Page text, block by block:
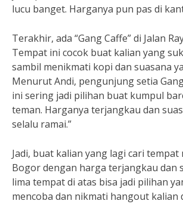
lucu banget. Harganya pun pas di
Terakhir, ada “Gang Caffe” di Jalan
Tempat ini cocok buat kalian yang
sambil menikmati kopi dan suasana
Menurut Andi, pengunjung setia
ini sering jadi pilihan buat kumpul
teman. Harganya terjangkau dan
selalu ramai.”
Jadi, buat kalian yang lagi cari
Bogor dengan harga terjangkau dan
lima tempat di atas bisa jadi pilihan
mencoba dan nikmati hangout kalian